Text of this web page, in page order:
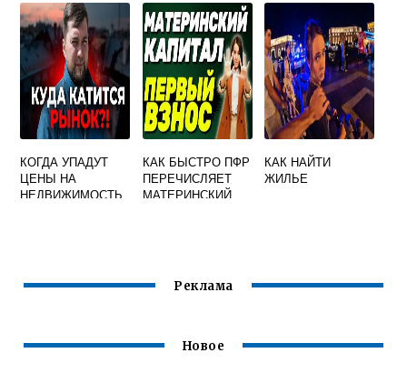
ОДОБРИЛИ
КОГДА УПАДУТ
ЦЕНЫ НА
НЕДВИЖИМОСТЬ
КАК БЫСТРО ПФР
ПЕРЕЧИСЛЯЕТ
МАТЕРИНСКИЙ
КАК НАЙТИ
ЖИЛЬЕ
Реклама
Новое